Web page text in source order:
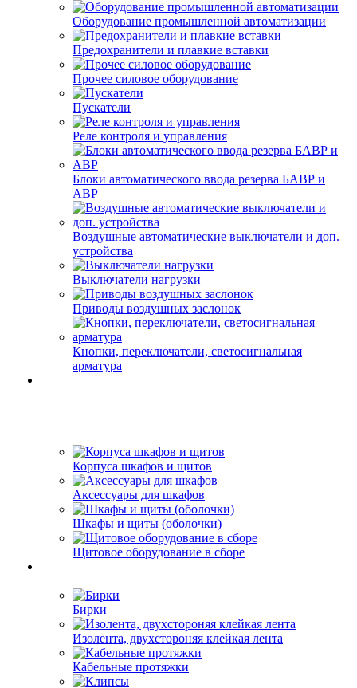
Оборудование промышленной автоматизации
Предохранители и плавкие вставки
Прочее силовое оборудование
Пускатели
Реле контроля и управления
Блоки автоматического ввода резерва БАВР и
АВР
Воздушные автоматические выключатели и доп.
устройства
Выключатели нагрузки
Приводы воздушных заслонок
Кнопки, переключатели, светосигнальная
арматура
Корпуса шкафов и щитов
Аксессуары для шкафов
Шкафы и щиты (оболочки)
Щитовое оборудование в сборе
Бирки
Изолента, двухстороняя клейкая лента
Кабельные протяжки